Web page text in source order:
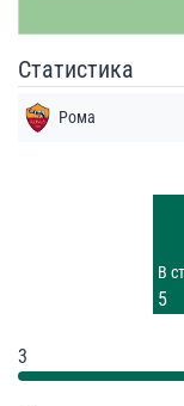
Статистика
Рома
В
5
3